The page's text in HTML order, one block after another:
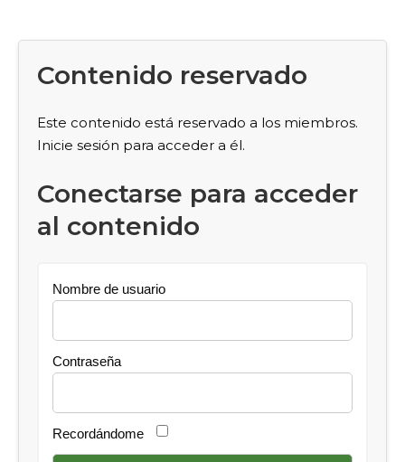
Contenido reservado
Este contenido está reservado a los miembros.
Inicie sesión para acceder a él.
Conectarse para acceder
al contenido
Nombre de usuario
Contraseña
Recordándome